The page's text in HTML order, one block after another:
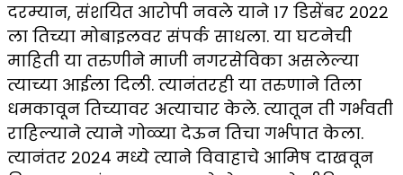
दरम्यान, संशयित आरोपी नवले याने १७ डिसेंबर २०२२
ला तिच्या मोबाइलवर संपर्क साधला. या घटनेची
माहिती या तरुणीने माजी नगरसेविका असलेल्या
त्याच्या आईला दिली. त्यानंतरही या तरुणाने तिला
धमकावून तिच्यावर अत्याचार केले. त्यातून ती गर्भवती
राहिल्याने त्याने गोळ्या देऊन तिचा गर्भपात केला.
त्यानंतर २०२४ मध्ये त्याने विवाहाचे आमिष दाखवून